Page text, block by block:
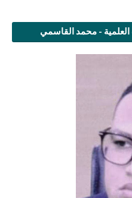
العلمية - محمد القاسمي